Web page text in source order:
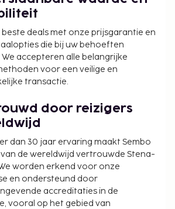
beste deals met onze prijsgarantie en
die bij uw behoeften
We accepteren alle belangrijke
voor een veilige en
transactie.
door reizigers
dan 30 jaar ervaring maakt Sembo
de wereldwijd vertrouwde Stena-
worden erkend voor onze
en ondersteund door
accreditaties in de
vooral op het gebied van